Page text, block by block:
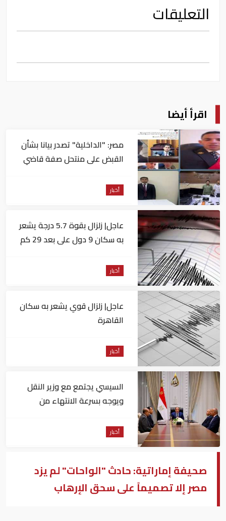
التعليقات
اقرأ أيضا
مصر: "الداخلية" تصدر بيانا بشأن
القبض على منتحل صفة قاضي
أخبار
عاجل| زلزال بقوة 5.7 درجة يشعر
به سكان 9 دول على بعد 29 كم
أخبار
عاجل| زلزال قوي يشعر به سكان
القاهرة
أخبار
السيسي يجتمع مع وزير النقل
ويوجه بسرعة الانتهاء من
أخبار
صحيفة إماراتية: حادث "الواحات" لم يزد
مصر إلا تصميماً على سحق الإرهاب